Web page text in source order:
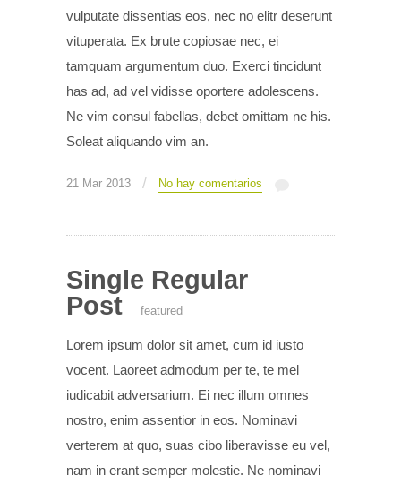
vulputate dissentias eos, nec no elitr deserunt
vituperata. Ex brute copiosae nec, ei
tamquam argumentum duo. Exerci tincidunt
has ad, ad vel vidisse oportere adolescens.
Ne vim consul fabellas, debet omittam ne his.
Soleat aliquando vim an.
21 Mar 2013 / No hay comentarios
Single Regular
Post
featured
Lorem ipsum dolor sit amet, cum id iusto
vocent. Laoreet admodum per te, te mel
iudicabit adversarium. Ei nec illum omnes
nostro, enim assentior in eos. Nominavi
verterem at quo, suas cibo liberavisse eu vel,
nam in erant semper molestie. Ne nominavi